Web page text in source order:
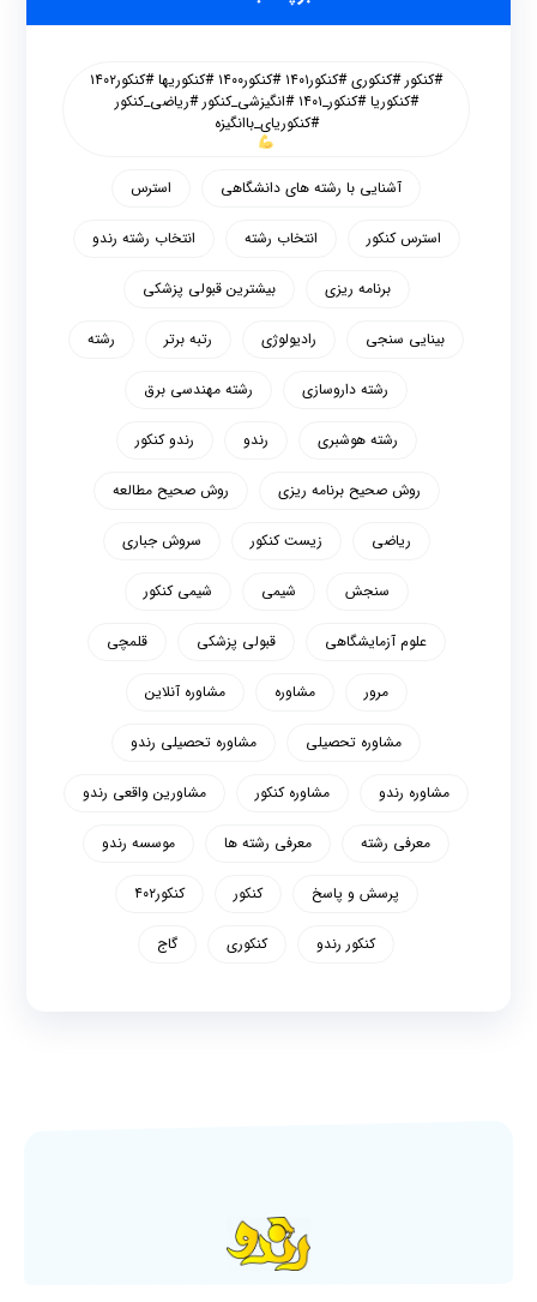
#کنکور #کنکوری #کنکور۱۴۰۱ #کنکور۱۴۰۰ #کنکوریها #کنکور۱۴۰۲
#کنکوریا #کنکور_۱۴۰۱ #انگیزشی_کنکور #ریاضی_کنکور
#کنکوریای_باانگیزه
آشنایی با رشته های دانشگاهی استرس
استرس کنکور انتخاب رشته انتخاب رشته رندو
برنامه ریزی بیشترین قبولی پزشکی
بینایی سنجی رادیولوژی رتبه برتر رشته
رشته داروسازی رشته مهندسی برق
رشته هوشبری رندو رندو کنکور
روش صحیح برنامه ریزی روش صحیح مطالعه
ریاضی زیست کنکور سروش جباری
سنجش شیمی شیمی کنکور
علوم آزمایشگاهی قبولی پزشکی قلمچی
مرور مشاوره مشاوره آنلاین
مشاوره تحصیلی مشاوره تحصیلی رندو
مشاوره رندو مشاوره کنکور مشاورین واقعی رندو
معرفی رشته معرفی رشته ها موسسه رندو
پرسش و پاسخ کنکور کنکور۴۰۲
کنکور رندو کنکوری گاج